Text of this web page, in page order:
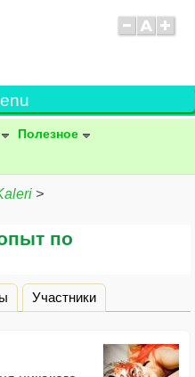
Полезное
>
по
Участники